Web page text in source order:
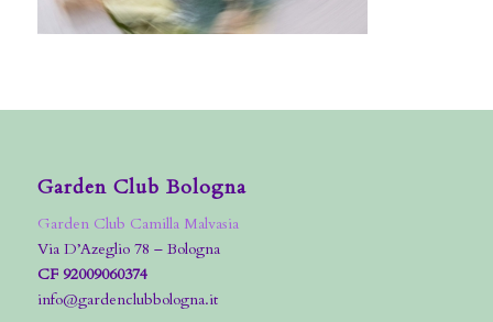
Garden Club Bologna
Garden Club Camilla Malvasia
Via D’Azeglio 78 – Bologna
CF 92009060374
info@gardenclubbologna.it